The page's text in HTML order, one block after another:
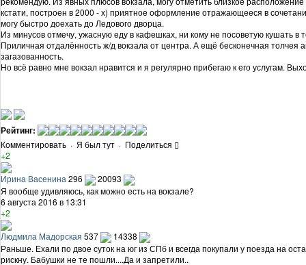
кстати, построен в 2000 - х) приятное оформление отражающееся в
могу быстро доехать до Ледового дворца.
Из минусов отмечу, ужасную еду в кафешках, ни кому не посоветую кушать в
Приличная отдалённость ж/д вокзала от центра. А ещё бесконечная толчея
загазованность.
Но всё равно мне вокзал нравится и я регулярно прибегаю к его услугам.
Рейтинг:
Комментировать · Я был тут · Поделиться
+2
Ирина Васенина 296
20093
Я вообще удивляюсь, как можно есть на вокзале?
6 августа 2016 в 13:31
+2
Людмила Мадорская 537
14338
Раньше. Ехали по двое суток на юг из СПб и всегда покупали у поезда на
рискну. Бабушки не те пошли....Да и запретили..